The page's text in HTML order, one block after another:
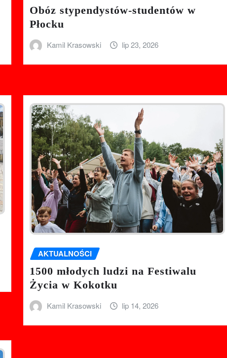
Obóz stypendystów-studentów w
Płocku
Kamil Krasowski lip 23, 2026
AKTUALNOŚCI
1500 młodych ludzi na Festiwalu
Życia w Kokotku
Kamil Krasowski lip 14, 2026